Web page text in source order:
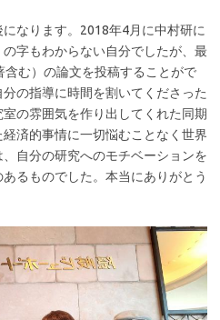
なります。2018年4月に中村研に
字もわからない自分でしたが、最
む）の論文を投稿することがで
の指導に時間を割いてくださった
の雰囲気を作り出してくれた同期
済的事情に一切悩むことなく世界
自分の研究へのモチベーションを
るものでした。本当にありがとう